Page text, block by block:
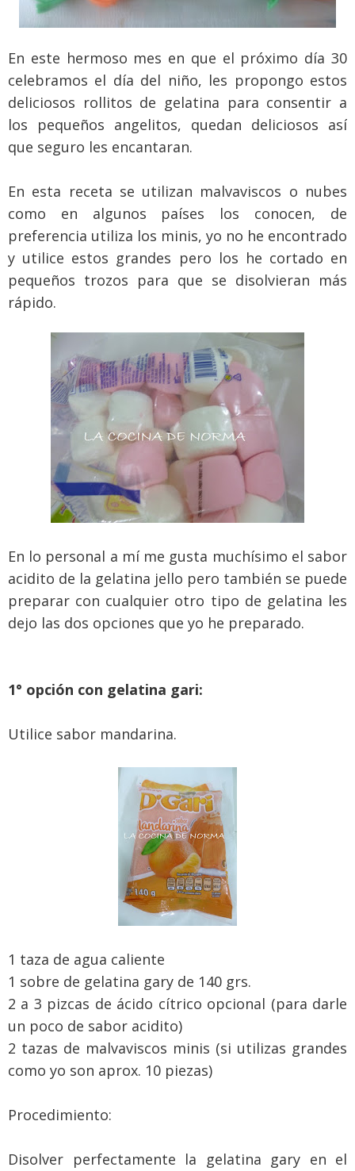
En este hermoso mes en que el próximo día 30
celebramos el día del niño, les propongo estos
deliciosos rollitos de gelatina para consentir a
los pequeños angelitos, quedan deliciosos así
que seguro les encantaran.
En esta receta se utilizan malvaviscos o nubes
como en algunos países los conocen, de
preferencia utiliza los minis, yo no he encontrado
y utilice estos grandes pero los he cortado en
pequeños trozos para que se disolvieran más
rápido.
En lo personal a mí me gusta muchísimo el sabor
acidito de la gelatina jello pero también se puede
preparar con cualquier otro tipo de gelatina les
dejo las dos opciones que yo he preparado.
1° opción con gelatina gari:
Utilice sabor mandarina.
1 taza de agua caliente
1 sobre de gelatina gary de 140 grs.
2 a 3 pizcas de ácido cítrico opcional (para darle
un poco de sabor acidito)
2 tazas de malvaviscos minis (si utilizas grandes
como yo son aprox. 10 piezas)
Procedimiento:
Disolver perfectamente la gelatina gary en el